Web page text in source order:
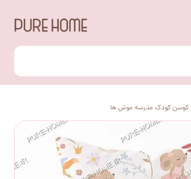
کوسن کودک مدرسه موش ها